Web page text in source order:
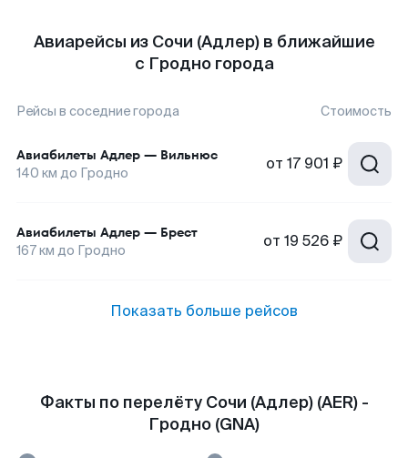
Авиарейсы из Сочи (Адлер) в ближайшие
с Гродно города
Рейсы в соседние города Стоимость
Авиабилеты Адлер — Вильнюс
140 км до Гродно от 17 901 ₽
Авиабилеты Адлер — Брест
167км до Гродно от 19 526 ₽
Показать больше рейсов
Факты по перелёту Сочи (Адлер) (AER) -
Гродно (GNA)